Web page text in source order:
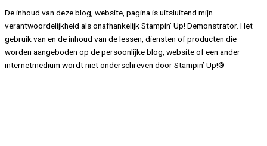
De inhoud van deze blog, website, pagina is uitsluitend mijn
verantwoordelijkheid als onafhankelijk Stampin’ Up! Demonstrator. Het
gebruik van en de inhoud van de lessen, diensten of producten die
worden aangeboden op de persoonlijke blog, website of een ander
internetmedium wordt niet onderschreven door Stampin’ Up!®